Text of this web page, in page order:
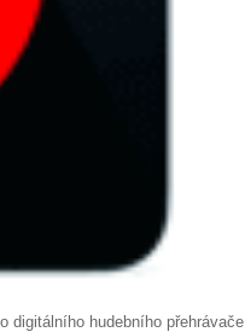
digitálního hudebního přehrávače